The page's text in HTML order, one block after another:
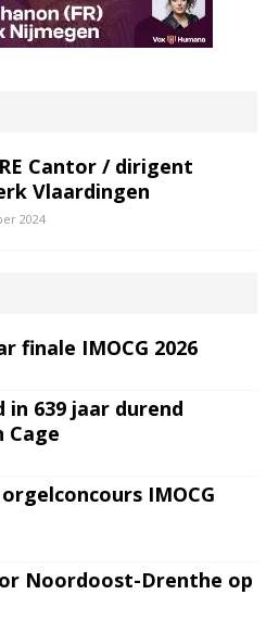
Cantor / dirigent
Vlaardingen
2024
finale IMOCG 2026
639 jaar durend
Cage
IMOCG
Noordoost-Drenthe op